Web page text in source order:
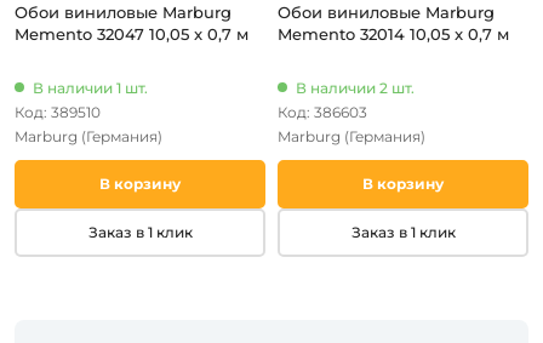
Обои виниловые Marburg
Memento 32047 10,05 x 0,7 м
В наличии 1 шт.
Код: 389510
Marburg (Германия)
В корзину
Заказ в 1 клик
Обои виниловые Marburg
Memento 32014 10,05 x 0,7 м
В наличии 2 шт.
Код: 386603
Marburg (Германия)
В корзину
Заказ в 1 клик